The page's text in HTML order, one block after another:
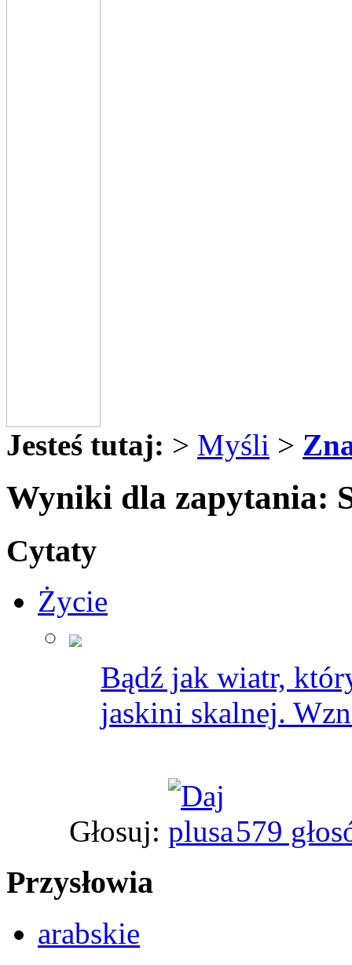
Jesteś tutaj: > Myśli >
Wyniki dla zapytania:
Cytaty
Życie
Bądź jak wiatr,
jaskini skalnej.
Głosuj: 579
Przysłowia
arabskie